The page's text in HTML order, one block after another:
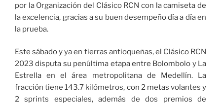
por la Organización del Clásico RCN con la camiseta de
la excelencia, gracias a su buen desempeño día a día en
la prueba.
Este sábado y ya en tierras antioqueñas, el Clásico RCN
2023 disputa su penúltima etapa entre Bolombolo y La
Estrella en el área metropolitana de Medellín. La
fracción tiene 143.7 kilómetros, con 2 metas volantes y
2 sprints especiales, además de dos premios de